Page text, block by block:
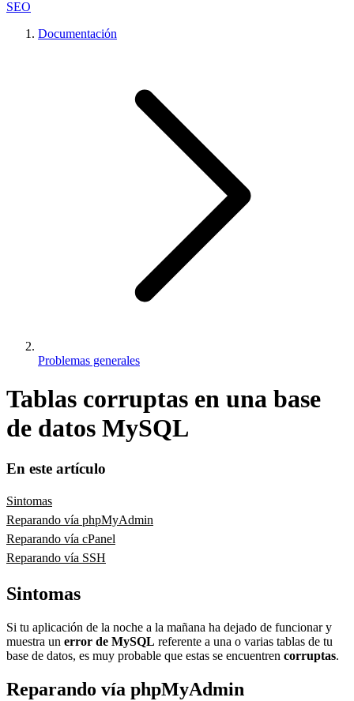
SEO
Documentación
Problemas generales
Tablas corruptas en una base
de datos MySQL
En este artículo
Sintomas
Reparando vía phpMyAdmin
Reparando vía cPanel
Reparando vía SSH
Sintomas
Si tu aplicación de la noche a la mañana ha dejado de funcionar y
muestra un error de MySQL referente a una o varias tablas de tu
base de datos, es muy probable que estas se encuentren corruptas.
Reparando vía phpMyAdmin